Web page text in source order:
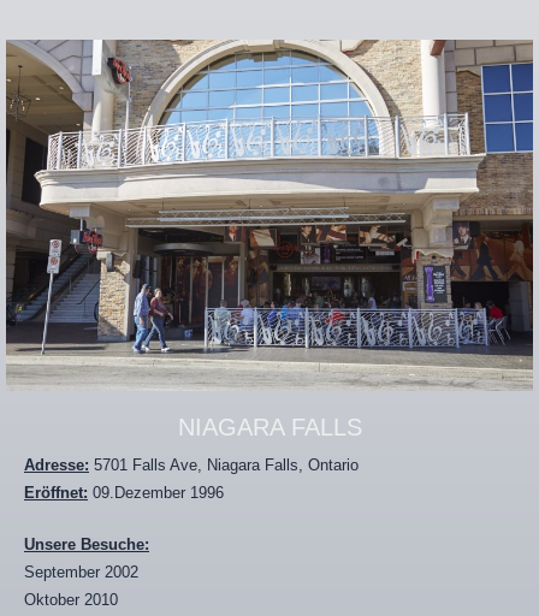
NIAGARA FALLS
Adresse: 5701 Falls Ave, Niagara Falls, Ontario
Eröffnet: 09.Dezember 1996
Unsere Besuche:
September 2002
Oktober 2010